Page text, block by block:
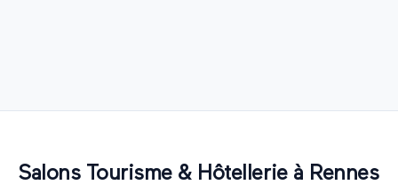
Salons Tourisme & Hôtellerieà Rennes